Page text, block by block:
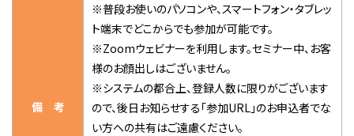
備 考
※普段お使いのパソコンや、スマートフォン・タブレッ
ト端末でどこからでも参加が可能です。
※Zoomウェビナーを利用します。セミナー中、お客
様のお顔出しはございません。
※システムの都合上、登録人数に限りがございます
ので、後日お知らせする「参加URL」のお申込者でな
い方への共有はご遠慮ください。